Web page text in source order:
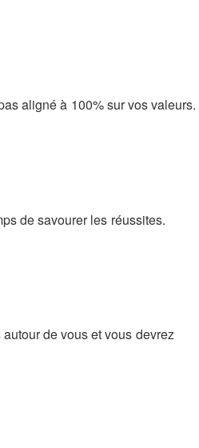
aligné à 100% sur vos valeurs.
de savourer les réussites.
de vous et vous devrez